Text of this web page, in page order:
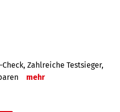
Zahlreiche Testsieger,
mehr